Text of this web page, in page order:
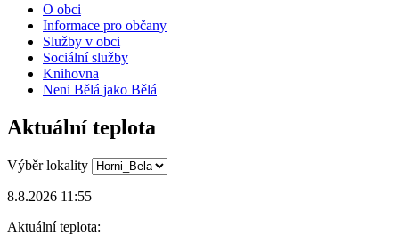
O obci
Informace pro občany
Služby v obci
Sociální služby
Knihovna
Neni Bělá jako Bělá
Aktuální teplota
Výběr lokality
8.8.2026 11:55
Aktuální teplota: